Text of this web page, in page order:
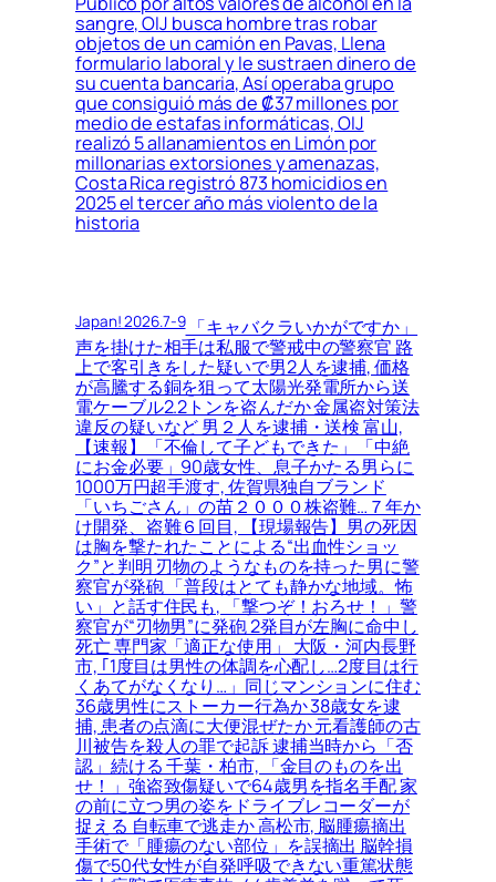
sangre, OIJ busca hombre tras robar
objetos de un camión en Pavas, Llena
formulario laboral y le sustraen dinero de
su cuenta bancaria, Así operaba grupo
que consiguió más de ₡37 millones por
medio de estafas informáticas, OIJ
realizó 5 allanamientos en Limón por
millonarias extorsiones y amenazas,
Costa Rica registró 873 homicidios en
2025 el tercer año más violento de la
historia
Japan! 2026.7-9「キャバクラいかがですか」
声を掛けた相手は私服で警戒中の警察官 路
上で客引きをした疑いで男2人を逮捕, 価格
が高騰する銅を狙って太陽光発電所から送
電ケーブル2.2トンを盗んだか 金属盗対策法
違反の疑いなど 男２人を逮捕・送検 富山,
【速報】「不倫して子どもできた」「中絶
にお金必要」90歳女性、息子かたる男らに
1000万円超手渡す, 佐賀県独自ブランド
「いちごさん」の苗２０００株盗難…７年か
け開発、盗難６回目, 【現場報告】男の死因
は胸を撃たれたことによる“出血性ショッ
ク”と判明 刃物のようなものを持った男に警
察官が発砲 「普段はとても静かな地域。怖
い」と話す住民も, 「撃つぞ！おろせ！」警
察官が“刃物男”に発砲 2発目が左胸に命中し
死亡 専門家「適正な使用」 大阪・河内長野
市, ｢1度目は男性の体調を心配し…2度目は行
くあてがなくなり…」同じマンションに住む
36歳男性にストーカー行為か 38歳女を逮
捕, 患者の点滴に大便混ぜたか 元看護師の古
川被告を殺人の罪で起訴 逮捕当時から「否
認」続ける 千葉・柏市, 「金目のものを出
せ！」強盗致傷疑いで64歳男を指名手配 家
の前に立つ男の姿をドライブレコーダーが
捉える 自転車で逃走か 高松市, 脳腫瘍摘出
手術で「腫瘍のない部位」を誤摘出 脳幹損
傷で50代女性が自発呼吸できない重篤状態